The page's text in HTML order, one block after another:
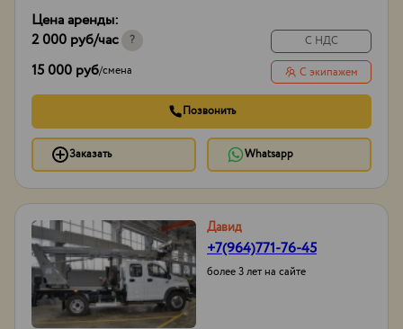
Тип проходимости
Вездеход
Цена аренды:
2 000 руб/час ?
15 000 руб/смена
С НДС
С экипажем
Позвонить
Заказать Whatsapp
Давид
+7(964)771-76-45
более 3 лет на сайте